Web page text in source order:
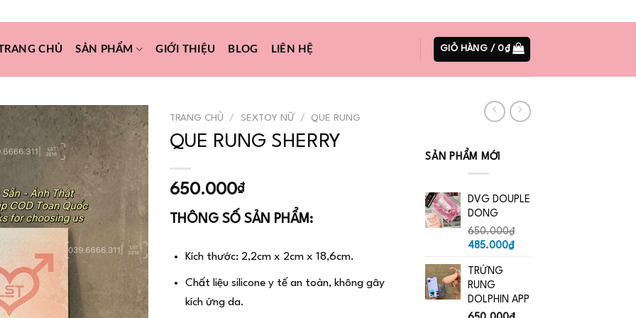
CHỦ SẢN PHẨM GIỚI THIỆU BLOG LIÊN HỆ GIỎ HÀNG /0₫
TRANG CHỦ / SEXTOY NỮ / QUE RUNG
QUE RUNG SHERRY
650.000₫
THÔNG SỐ SẢN PHẨM:
Kích thước: 2,2cm x 2cm x 18,6cm.
Chất liệu silicone y tế an toàn, không gây
kích ứng da.
SẢN PHẨM MỚI
DVG DOUPLE
DONG
650.000₫
Giá
là:
650.000₫.
485.000₫Giá
485.000₫.
TRỨNG
RUNG
DOLPHIN APP